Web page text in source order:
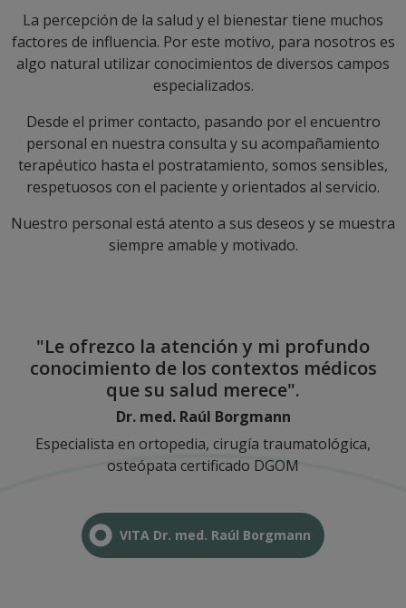
La percepción de la salud y el bienestar tiene muchos
factores de influencia. Por este motivo, para nosotros es
algo natural utilizar conocimientos de diversos campos
especializados.
Desde el primer contacto, pasando por el encuentro
personal en nuestra consulta y su acompañamiento
terapéutico hasta el postratamiento, somos sensibles,
respetuosos con el paciente y orientados al servicio.
Nuestro personal está atento a sus deseos y se muestra
siempre amable y motivado.
"Le ofrezco la atención y mi profundo
conocimiento de los contextos médicos
que su salud merece".
Dr. med. Raúl Borgmann
Especialista en ortopedia, cirugía traumatológica,
osteópata certificado DGOM
VITA Dr. med. Raúl Borgmann